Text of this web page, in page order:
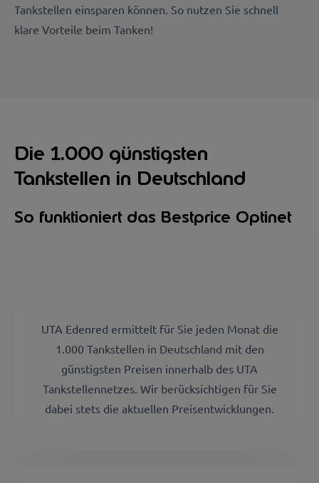
Tankstellen einsparen können. So nutzen Sie schnell
klare Vorteile beim Tanken!
Die 1.000 günstigsten
Tankstellen in Deutschland
So funktioniert das Bestprice Optinet
UTA Edenred ermittelt für Sie jeden Monat die
1.000 Tankstellen in Deutschland mit den
günstigsten Preisen innerhalb des UTA
Tankstellennetzes. Wir berücksichtigen für Sie
dabei stets die aktuellen Preisentwicklungen.